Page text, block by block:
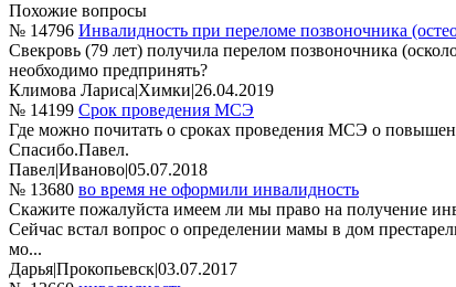
Похожие вопросы
№ 14796 Инвалидность при переломе позвоночника
Свекровь (79 лет) получила перелом позвоночника
необходимо предпринять?
Климова Лариса|Химки|26.04.2019
№ 14199 Срок проведения МСЭ
Где можно почитать о сроках проведения МСЭ о
Спасибо.Павел.
Павел|Иваново|05.07.2018
№ 13680 во время не оформили инвалидность
Скажите пожалуйста имеем ли мы право на получение
Сейчас встал вопрос о определении мамы в дом
мо...
Дарья|Прокопьевск|03.07.2017